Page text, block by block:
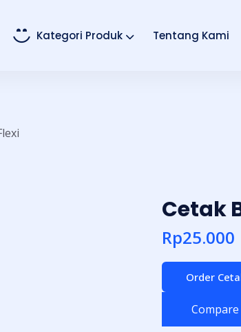
Kategori Produk Tentang Kami
Cetak
Rp25.000
Order
Compare